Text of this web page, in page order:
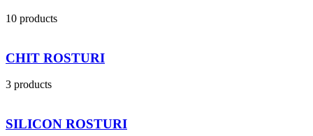
10 products
CHIT ROSTURI
3 products
SILICON ROSTURI